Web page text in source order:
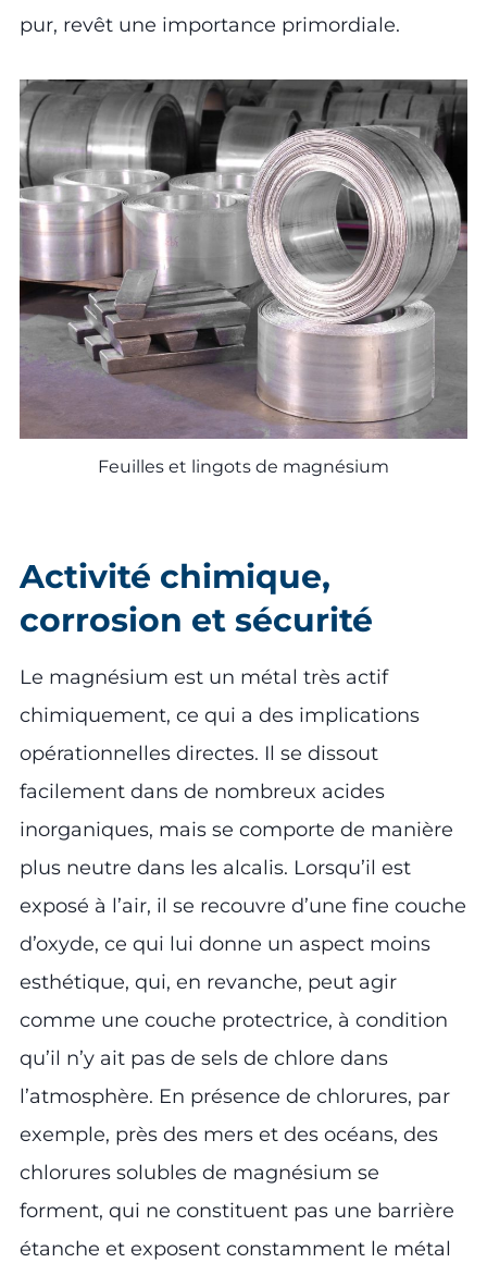
pur, revêt une importance primordiale.
Feuilles et lingots de magnésium
Activité chimique,
corrosion et sécurité
Le magnésium est un métal très actif
chimiquement, ce qui a des implications
opérationnelles directes. Il se dissout
facilement dans de nombreux acides
inorganiques, mais se comporte de manière
plus neutre dans les alcalis. Lorsqu’il est
exposé à l’air, il se recouvre d’une fine couche
d’oxyde, ce qui lui donne un aspect moins
esthétique, qui, en revanche, peut agir
comme une couche protectrice, à condition
qu’il n’y ait pas de sels de chlore dans
l’atmosphère. En présence de chlorures, par
exemple, près des mers et des océans, des
chlorures solubles de magnésium se
forment, qui ne constituent pas une barrière
étanche et exposent constamment le métal